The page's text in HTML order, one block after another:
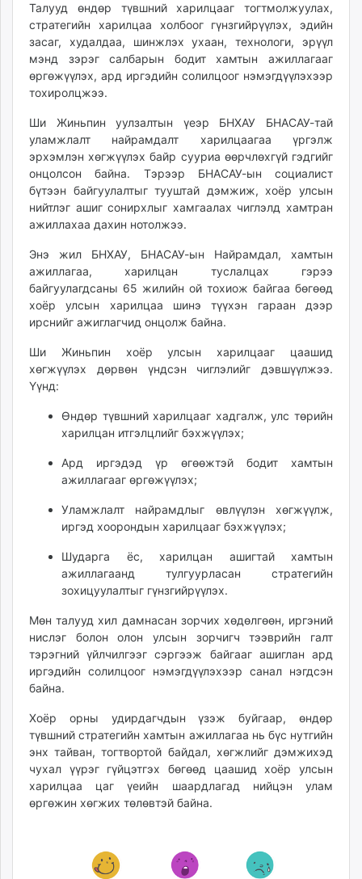
times.mn
tvmongolia.mn
mass.mn
unegui.mn
assa.mn
tac.mn
paparazzi.mn
unread.today
Талууд өндөр түвшний харилцааг тогтмолжуулах,
стратегийн харилцаа холбоог гүнзгийрүүлэх, эдийн
засаг, худалдаа, шинжлэх ухаан, технологи, эрүүл
мэнд зэрэг салбарын бодит хамтын ажиллагааг
өргөжүүлэх, ард иргэдийн солилцоог нэмэгдүүлэхээр
тохиролцжээ.
Ши Жиньпин уулзалтын үеэр БНХАУ БНАСАУ-тай
уламжлалт найрамдалт харилцаагаа үргэлж
эрхэмлэн хөгжүүлэх байр сууриа өөрчлөхгүй гэдгийг
онцолсон байна. Тэрээр БНАСАУ-ын социалист
бүтээн байгуулалтыг тууштай дэмжиж, хоёр улсын
нийтлэг ашиг сонирхлыг хамгаалах чиглэлд хамтран
ажиллахаа дахин нотолжээ.
Энэ жил БНХАУ, БНАСАУ-ын Найрамдал, хамтын
ажиллагаа, харилцан туслалцах гэрээ
байгуулагдсаны 65 жилийн ой тохиож байгаа бөгөөд
хоёр улсын харилцаа шинэ түүхэн гараан дээр
ирснийг ажиглагчид онцолж байна.
Ши Жиньпин хоёр улсын харилцааг цаашид
хөгжүүлэх дөрвөн үндсэн чиглэлийг дэвшүүлжээ.
Үүнд:
Өндөр түвшний харилцааг хадгалж, улс төрийн
харилцан итгэлцлийг бэхжүүлэх;
Ард иргэдэд үр өгөөжтэй бодит хамтын
ажиллагааг өргөжүүлэх;
Уламжлалт найрамдлыг өвлүүлэн хөгжүүлж,
иргэд хоорондын харилцааг бэхжүүлэх;
Шударга ёс, харилцан ашигтай хамтын
ажиллагаанд тулгуурласан стратегийн
зохицуулалтыг гүнзгийрүүлэх.
Мөн талууд хил дамнасан зорчих хөдөлгөөн, иргэний
нислэг болон олон улсын зорчигч тээврийн галт
тэрэгний үйлчилгээг сэргээж байгааг ашиглан ард
иргэдийн солилцоог нэмэгдүүлэхээр санал нэгдсэн
байна.
Хоёр орны удирдагчдын үзэж буйгаар, өндөр
түвшний стратегийн хамтын ажиллагаа нь бүс нутгийн
энх тайван, тогтвортой байдал, хөгжлийг дэмжихэд
чухал үүрэг гүйцэтгэх бөгөөд цаашид хоёр улсын
харилцаа цаг үеийн шаардлагад нийцэн улам
өргөжин хөгжих төлөвтэй байна.